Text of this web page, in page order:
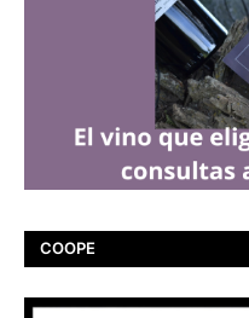
COOPE